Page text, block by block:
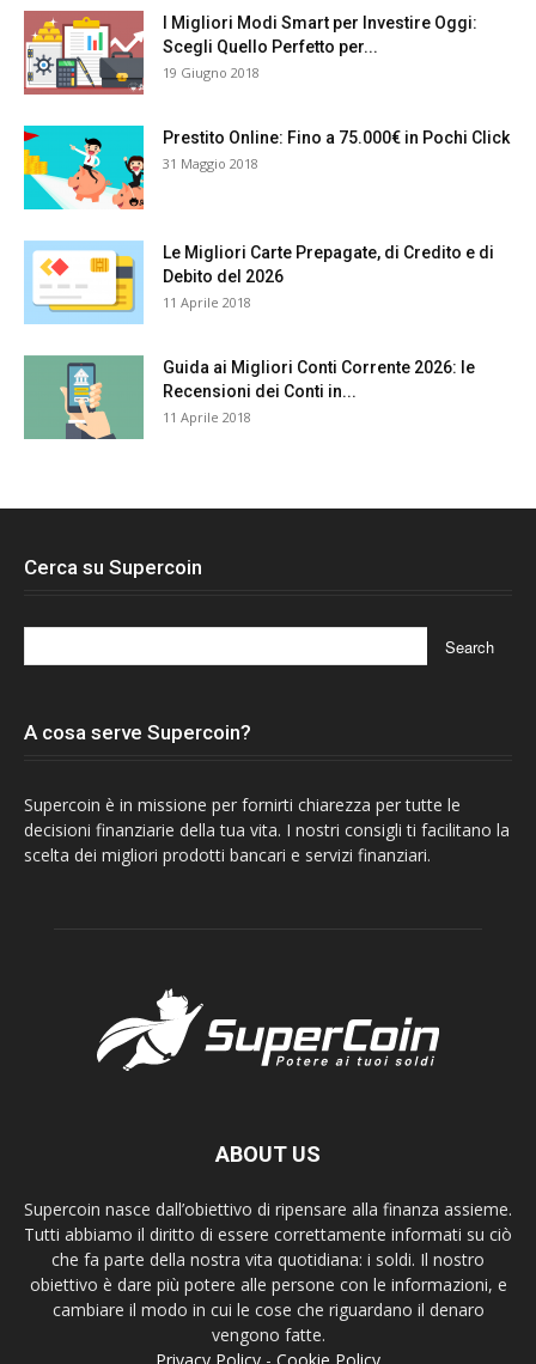
I Migliori Modi Smart per Investire Oggi:
Scegli Quello Perfetto per...
19 Giugno 2018
Prestito Online: Fino a 75.000€ in Pochi Click
31 Maggio 2018
Le Migliori Carte Prepagate, di Credito e di
Debito del 2026
11 Aprile 2018
Guida ai Migliori Conti Corrente 2026: le
Recensioni dei Conti in...
11 Aprile 2018
Cerca su Supercoin
A cosa serve Supercoin?
Supercoin è in missione per fornirti chiarezza per tutte le
decisioni finanziarie della tua vita. I nostri consigli ti facilitano la
scelta dei migliori prodotti bancari e servizi finanziari.
ABOUT US
Supercoin nasce dall’obiettivo di ripensare alla finanza assieme.
Tutti abbiamo il diritto di essere correttamente informati su ciò
che fa parte della nostra vita quotidiana: i soldi. Il nostro
obiettivo è dare più potere alle persone con le informazioni, e
cambiare il modo in cui le cose che riguardano il denaro
vengono fatte.